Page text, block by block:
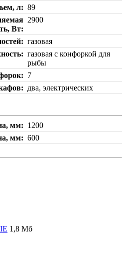
л
89
Вт
2900
газовая
газовая с конфоркой для
рыбы
7
два, электрических
мм
1200
мм
600
1,8 Мб